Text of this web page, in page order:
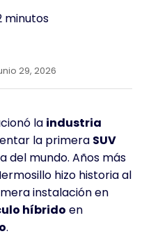
minutos
29, 2026
la industria
la primera SUV
del mundo. Años más
hizo historia al
instalación en
híbrido en
.